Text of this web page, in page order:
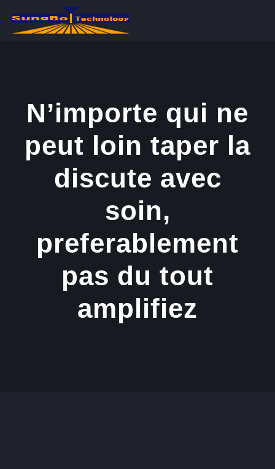
N’importe qui ne
peut loin taper la
discute avec
soin,
preferablement
pas du tout
amplifiez